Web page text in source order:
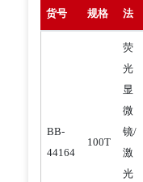
货号 规格
法
BB-
44164
100T
荧
光
显
微
镜/
激
光